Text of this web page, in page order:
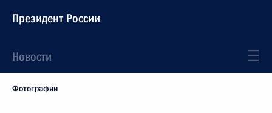
Президент России
Новости
Фотографии